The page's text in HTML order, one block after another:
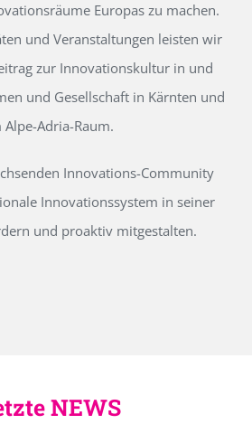
Europas zu machen.
und Veranstaltungen leisten wir
zur Innovationskultur in und
und Gesellschaft in Kärnten und
Alpe-Adria-Raum.
Innovations-Community
Innovationssystem in seiner
und proaktiv mitgestalten.
NEWS